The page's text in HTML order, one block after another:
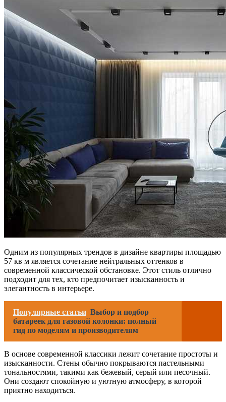
Одним из популярных трендов в дизайне квартиры площадью
57 кв м является сочетание нейтральных оттенков в
современной классической обстановке. Этот стиль отлично
подходит для тех, кто предпочитает изысканность и
элегантность в интерьере.
Популярные статьи Выбор и подбор
батареек для газовой колонки: полный
гид по моделям и производителям
В основе современной классики лежит сочетание простоты и
изысканности. Стены обычно покрываются пастельными
тональностями, такими как бежевый, серый или песочный.
Они создают спокойную и уютную атмосферу, в которой
приятно находиться.